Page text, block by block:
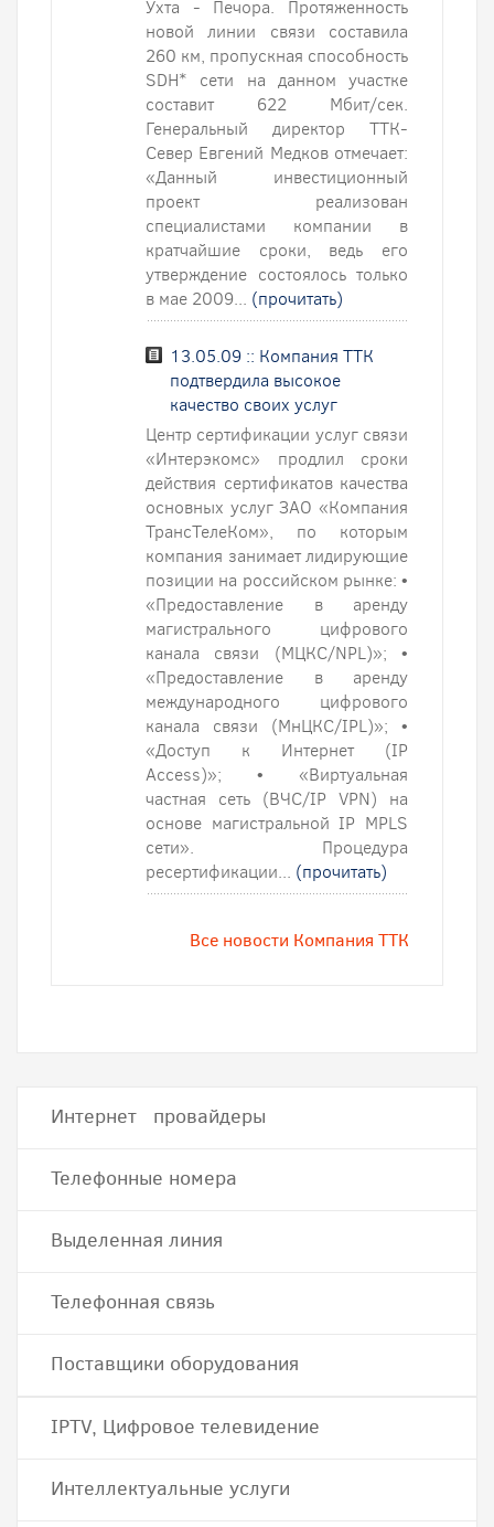
Ухта - Печора. Протяженность
новой линии связи составила
260 км, пропускная способность
SDH* сети на данном участке
составит 622 Мбит/сек.
Генеральный директор ТТК-
Север Евгений Медков отмечает:
«Данный инвестиционный
проект реализован
специалистами компании в
кратчайшие сроки, ведь его
утверждение состоялось только
в мае 2009... (прочитать)
13.05.09 :: Компания ТТК
подтвердила высокое
качество своих услуг
Центр сертификации услуг связи
«Интерэкомс» продлил сроки
действия сертификатов качества
основных услуг ЗАО «Компания
ТрансТелеКом», по которым
компания занимает лидирующие
позиции на российском рынке: •
«Предоставление в аренду
магистрального цифрового
канала связи (МЦКС/NPL)»; •
«Предоставление в аренду
международного цифрового
канала связи (МнЦКС/IРL)»; •
«Доступ к Интернет (IP
Access)»; • «Виртуальная
частная сеть (ВЧС/IР VPN) на
основе магистральной IP MPLS
сети». Процедура
ресертификации... (прочитать)
Все новости Компания ТТК
Интернет провайдеры
Телефонные номера
Выделенная линия
Телефонная связь
Поставщики оборудования
IPTV, Цифровое телевидение
Интеллектуальные услуги